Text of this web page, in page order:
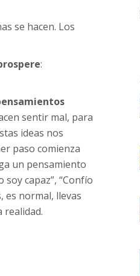
se hacen. Los
:
sentir mal, para
ideas nos
paso comienza
un pensamiento
capaz”, “Confío
es normal, llevas
realidad.